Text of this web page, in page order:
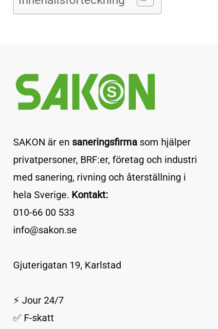
SAKON är en saneringsfirmasom hjälper
privatpersoner, BRF:er, företag och industri
med sanering, rivning och återställning i
hela Sverige. Kontakt:
010-66 00 533
info@sakon.se
Gjuterigatan 19, Karlstad
⚡ Jour 24/7
✅ F-skatt